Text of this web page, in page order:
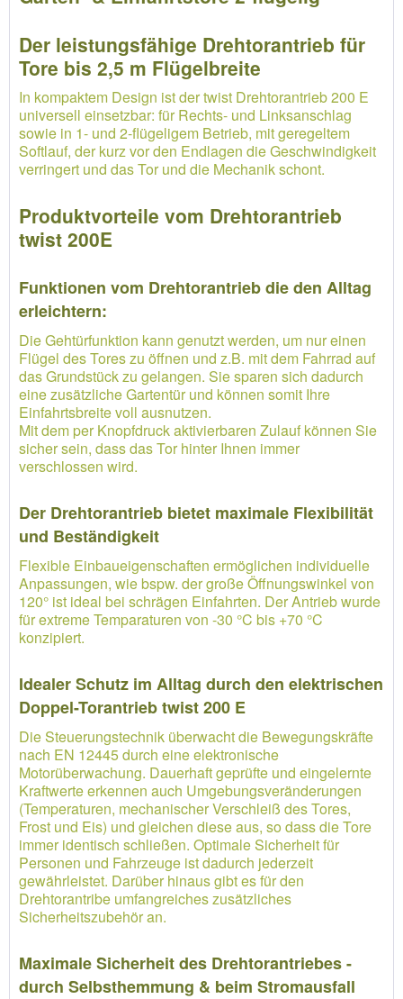
Der leistungsfähige Drehtorantrieb für
Tore bis 2,5 m Flügelbreite
In kompaktem Design ist der twist Drehtorantrieb 200 E
universell einsetzbar: für Rechts- und Linksanschlag
sowie in 1- und 2-flügeligem Betrieb, mit geregeltem
Softlauf, der kurz vor den Endlagen die Geschwindigkeit
verringert und das Tor und die Mechanik schont.
Produktvorteile vom Drehtorantrieb
twist 200E
Funktionen vom Drehtorantrieb die den Alltag
erleichtern:
Die Gehtürfunktion kann genutzt werden, um nur einen
Flügel des Tores zu öffnen und z.B. mit dem Fahrrad auf
das Grundstück zu gelangen. Sie sparen sich dadurch
eine zusätzliche Gartentür und können somit Ihre
Einfahrtsbreite voll ausnutzen.
Mit dem per Knopfdruck aktivierbaren Zulauf können Sie
sicher sein, dass das Tor hinter Ihnen immer
verschlossen wird.
Der Drehtorantrieb bietet maximale Flexibilität
und Beständigkeit
Flexible Einbaueigenschaften ermöglichen individuelle
Anpassungen, wie bspw. der große Öffnungswinkel von
120° ist ideal bei schrägen Einfahrten. Der Antrieb wurde
für extreme Temparaturen von -30 °C bis +70 °C
konzipiert.
Idealer Schutz im Alltag durch den elektrischen
Doppel-Torantrieb twist 200 E
Die Steuerungstechnik überwacht die Bewegungskräfte
nach EN 12445 durch eine elektronische
Motorüberwachung. Dauerhaft geprüfte und eingelernte
Kraftwerte erkennen auch Umgebungsveränderungen
(Temperaturen, mechanischer Verschleiß des Tores,
Frost und Eis) und gleichen diese aus, so dass die Tore
immer identisch schließen. Optimale Sicherheit für
Personen und Fahrzeuge ist dadurch jederzeit
gewährleistet. Darüber hinaus gibt es für den
Drehtorantribe umfangreiches zusätzliches
Sicherheitszubehör an.
Maximale Sicherheit des Drehtorantriebes -
durch Selbsthemmung & beim Stromausfall